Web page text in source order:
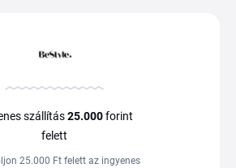
szállítás25.000forint
felett
25.000 Ft felett az ingyenes